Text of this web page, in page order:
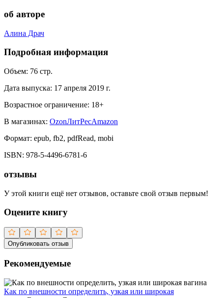
об авторе
Алина Драч
Подробная информация
Объем: 76 стр.
Дата выпуска: 17 апреля 2019 г.
Возрастное ограничение: 18+
В магазинах: OzonЛитРесAmazon
Формат: epub, fb2, pdfRead, mobi
ISBN: 978-5-4496-6781-6
отзывы
У этой книги ещё нет отзывов, оставьте свой отзыв первым!
Оцените книгу
Опубликовать отзыв
Рекомендуемые
Как по внешности определить, узкая или широкая